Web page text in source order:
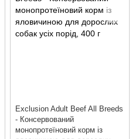
Exclusion Adult Beef All Breeds
- Консервований
монопротеїновий корм із